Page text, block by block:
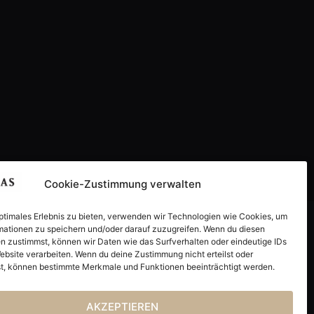
Cookie-Zustimmung verwalten
Erlebnis zu bieten, verwenden wir Technologien wie Cookies, um
zu speichern und/oder darauf zuzugreifen. Wenn du diesen
zustimmst, können wir Daten wie das Surfverhalten oder eindeutige IDs
verarbeiten. Wenn du deine Zustimmung nicht erteilst oder
können bestimmte Merkmale und Funktionen beeinträchtigt werden.
AKZEPTIEREN
MIDAS VERLAGSGRUPPE
Home
Sachbuch
Kinderbuch
Service